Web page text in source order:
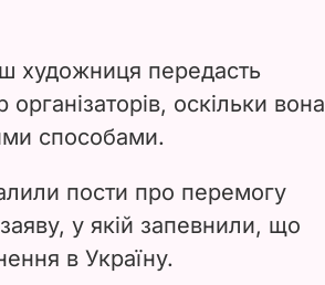
художниця передасть
оскільки вона
способами.
пости про перемогу
заяву, у якій запевнили, що
в Україну.